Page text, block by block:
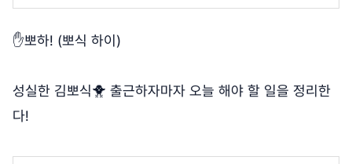
✋뽀하! (뽀식 하이)
성실한 김뽀식🐥 출근하자마자 오늘 해야 할 일을 정리한
다!